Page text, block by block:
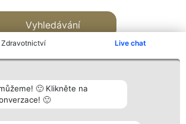
Zdravotnictví Live chat
🙂 Klikněte na
🙂
Vyhledávání
o. Vítězové Kontakt